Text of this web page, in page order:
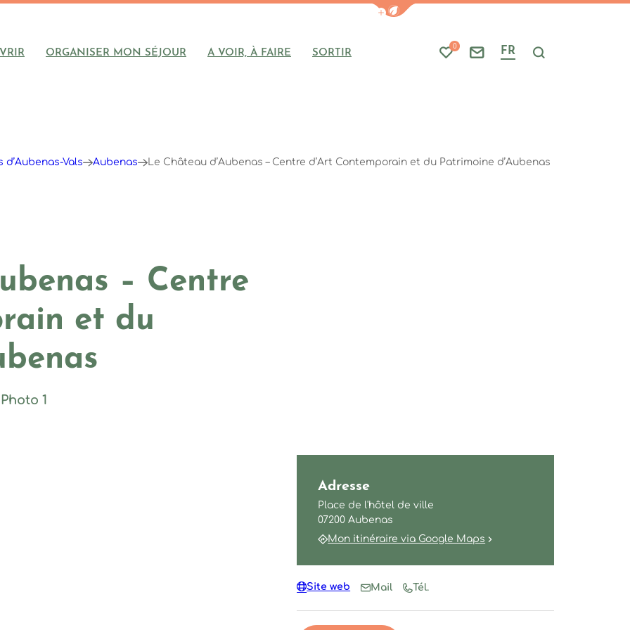
Afficher la barre de navigation du
ORGANISER MON SÉJOUR A VOIR, À FAIRE SORTIR Mes favoris
0
Nous contacter
FR Je recherche
Vals Aubenas Le Château d’Aubenas – Centre d’Art Contemporain et du Patrimoine d’Aubenas
– Centre
et du
Photo 1, © Adrian Deweerdt
Adresse
Place de l'hôtel de ville
07200 Aubenas
Mon itinéraire via Google Maps
Site web Mail Tél.